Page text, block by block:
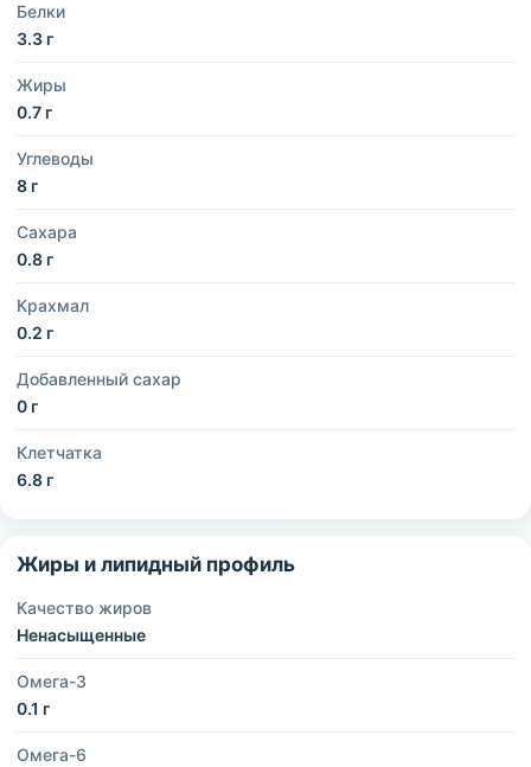
Белки
3.3 г
Жиры
0.7 г
Углеводы
8 г
Сахара
0.8 г
Крахмал
0.2 г
Добавленный сахар
0 г
Клетчатка
6.8 г
Жиры и липидный профиль
Качество жиров
Ненасыщенные
Омега-3
0.1 г
Омега-6